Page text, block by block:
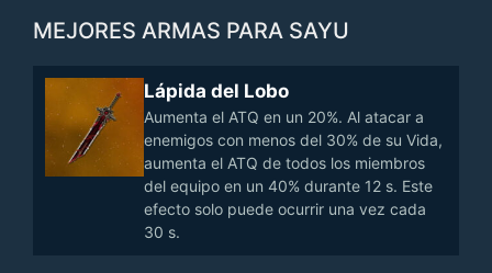
MEJORES ARMAS PARA SAYU
Lápida del Lobo
Aumenta el ATQ en un 20%. Al atacar a
enemigos con menos del 30% de su Vida,
aumenta el ATQ de todos los miembros
del equipo en un 40% durante 12 s. Este
efecto solo puede ocurrir una vez cada
30 s.